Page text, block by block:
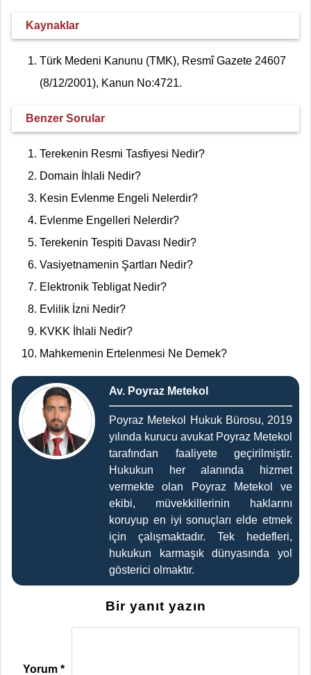
Kaynaklar
Türk Medeni Kanunu (TMK), Resmî Gazete 24607
(8/12/2001), Kanun No:4721.
Benzer Sorular
Terekenin Resmi Tasfiyesi Nedir?
Domain İhlali Nedir?
Kesin Evlenme Engeli Nelerdir?
Evlenme Engelleri Nelerdir?
Terekenin Tespiti Davası Nedir?
Vasiyetnamenin Şartları Nedir?
Elektronik Tebligat Nedir?
Evlilik İzni Nedir?
KVKK İhlali Nedir?
Mahkemenin Ertelenmesi Ne Demek?
Av. Poyraz Metekol
Poyraz Metekol Hukuk Bürosu, 2019
yılında kurucu avukat Poyraz Metekol
tarafından faaliyete geçirilmiştir.
Hukukun her alanında hizmet
vermekte olan Poyraz Metekol ve
ekibi, müvekkillerinin haklarını
koruyup en iyi sonuçları elde etmek
için çalışmaktadır. Tek hedefleri,
hukukun karmaşık dünyasında yol
gösterici olmaktır.
Bir yanıt yazın
Yorum*